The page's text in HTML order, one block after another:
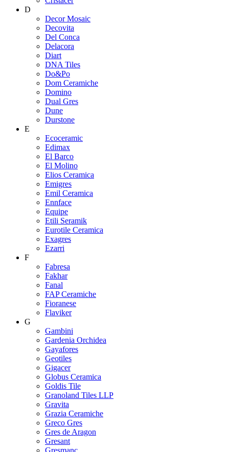
D
Decor Mosaic
Decovita
Del Conca
Delacora
Diart
DNA Tiles
Do&Po
Dom Ceramiche
Domino
Dual Gres
Dune
Durstone
E
Ecoceramic
Edimax
El Barco
El Molino
Elios Ceramica
Emigres
Emil Ceramica
Ennface
Equipe
Etili Seramik
Eurotile Ceramica
Exagres
Ezarri
F
Fabresa
Fakhar
Fanal
FAP Ceramiche
Fioranese
Flaviker
G
Gambini
Gardenia Orchidea
Gayafores
Geotiles
Gigacer
Globus Ceramica
Goldis Tile
Granoland Tiles LLP
Gravita
Grazia Ceramiche
Greco Gres
Gres de Aragon
Gresant
Gresmanc